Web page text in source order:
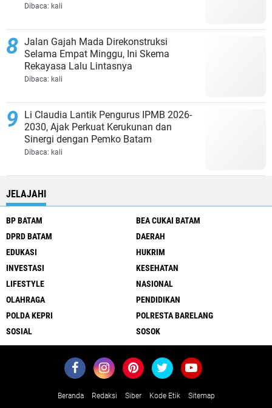
Dibaca: kali
Jalan Gajah Mada Direkonstruksi
Selama Empat Minggu, Ini Skema
Rekayasa Lalu Lintasnya
Dibaca: kali
Li Claudia Lantik Pengurus IPMB 2026-
2030, Ajak Perkuat Kerukunan dan
Sinergi dengan Pemko Batam
Dibaca: kali
JELAJAHI
BP BATAM
BEA CUKAI BATAM
DPRD BATAM
DAERAH
EDUKASI
HUKRIM
INVESTASI
KESEHATAN
LIFESTYLE
NASIONAL
OLAHRAGA
PENDIDIKAN
POLDA KEPRI
POLRESTA BARELANG
SOSIAL
SOSOK
Beranda Redaksi Siber Kode Etik Sitemap